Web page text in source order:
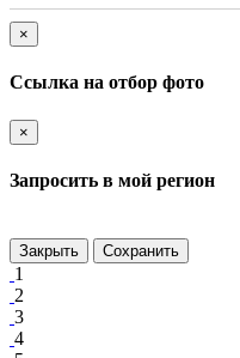
×
Ссылка на отбор фото
×
Запросить в мой регион
Закрыть Сохранить
1
2
3
4